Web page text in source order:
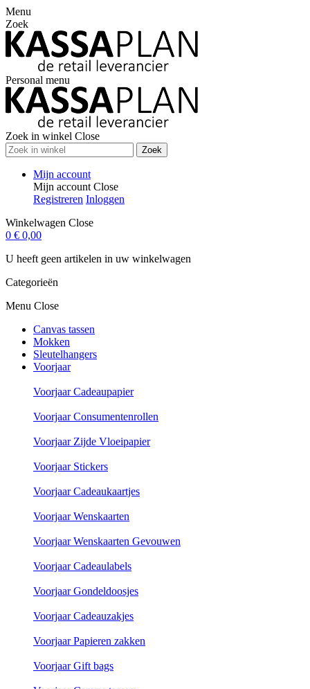
Menu
Zoek
Personal menu
Zoek in winkel Close
Zoek
Mijn account
Mijn account Close
Registreren Inloggen
Winkelwagen Close
0 € 0,00
U heeft geen artikelen in uw winkelwagen
Categorieën
Menu Close
Canvas tassen
Mokken
Sleutelhangers
Voorjaar
Voorjaar Cadeaupapier
Voorjaar Consumentenrollen
Voorjaar Zijde Vloeipapier
Voorjaar Stickers
Voorjaar Cadeaukaartjes
Voorjaar Wenskaarten
Voorjaar Wenskaarten Gevouwen
Voorjaar Cadeaulabels
Voorjaar Gondeldoosjes
Voorjaar Cadeauzakjes
Voorjaar Papieren zakken
Voorjaar Gift bags